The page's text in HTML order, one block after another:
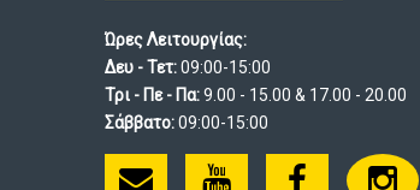
Ώρες Λειτουργίας:
Δευ - Τετ:09:00-15:00
Τρι - Πε - Πα:9.00 - 15.00 & 17.00 - 20.00
Σάββατο:09:00-15:00